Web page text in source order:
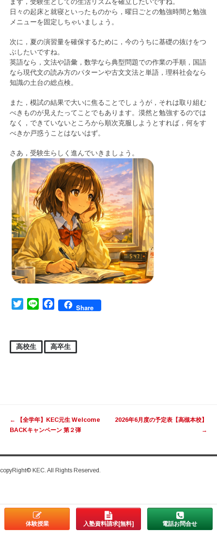
体験授業 入塾資料請求[無料] 電話お問合せ
日々の起床と就寝といったものから，曜日ごとの勉強時間と勉強
メニューを固定しちゃいましょう。
次に，夏の演習量を確保するために，今のうちに基礎の抜けをつ
ぶしたいですね。
英語なら，文法や語彙，数学なら典型問題での作業の手順，国語
なら現代文の読み方のパターンや古文文法と単語，理科社会なら
知識の土台の総点検。
また，模試の結果で大いに焦ることでしょうが，それは取り組む
べきものが見えたってことでもあります。漠然と勉強するのでは
なく，できていないところから順次克服しようとすれば，何をす
べきか戸惑うことはないはず。
さあ，受験生らしく進んでいきましょう。
TwitterLine FacebookShare
高校生 高卒生
←
【全学年】KEC元生 Welcome
BACKキャンペーン 第２弾
2026年6月度の予定表【高槻本校】
→
copyRight© KEC. All Rights Reserved.